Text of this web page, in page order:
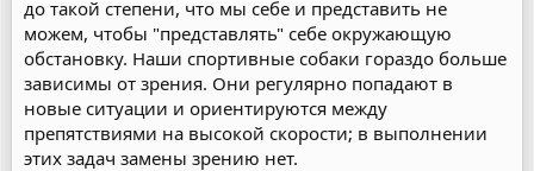
до такой степени, что мы себе и представить не
можем, чтобы "представлять" себе окружающую
обстановку. Наши спортивные собаки гораздо больше
зависимы от зрения. Они регулярно попадают в
новые ситуации и ориентируются между
препятствиями на высокой скорости; в выполнении
этих задач замены зрению нет.